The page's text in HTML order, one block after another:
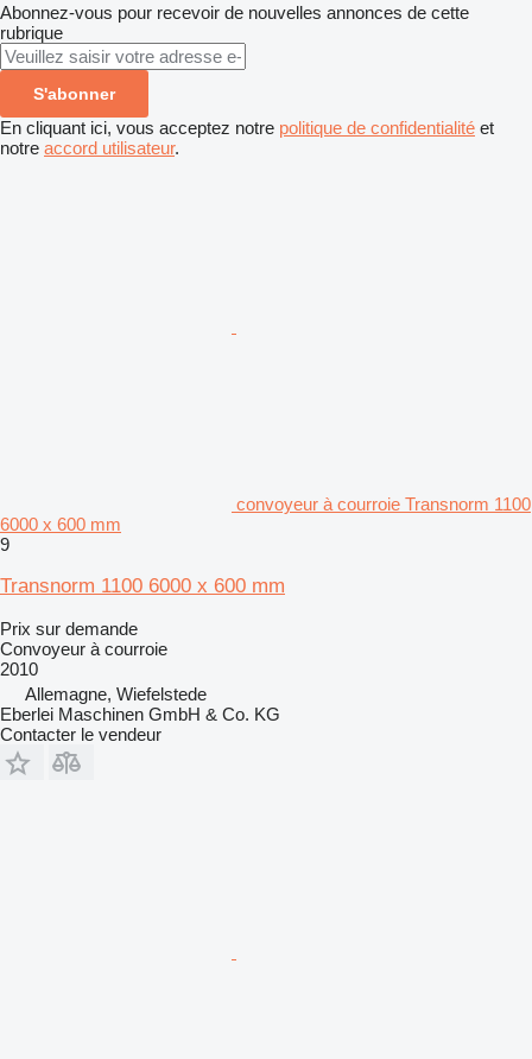
Abonnez-vous pour recevoir de nouvelles annonces de cette
rubrique
S'abonner
En cliquant ici, vous acceptez notre politique de confidentialité et
notre accord utilisateur.
convoyeur à courroie Transnorm 1100
6000 x 600 mm
9
Transnorm 1100 6000 x 600 mm
Prix sur demande
Convoyeur à courroie
2010
Allemagne, Wiefelstede
Eberlei Maschinen GmbH & Co. KG
Contacter le vendeur